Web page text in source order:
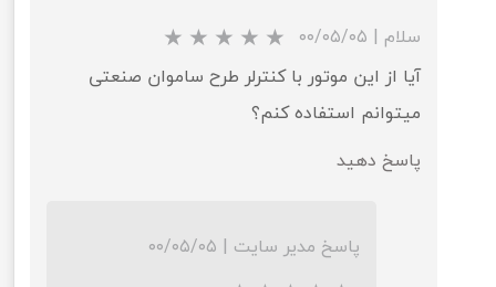
سلام | ۰۰/۰۵/۰۵
آیا از این موتور با کنترلر طرح ساموان صنعتی
میتوانم استفاده کنم؟
پاسخ دهید
پاسخ مدیر سایت | ۰۰/۰۵/۰۵